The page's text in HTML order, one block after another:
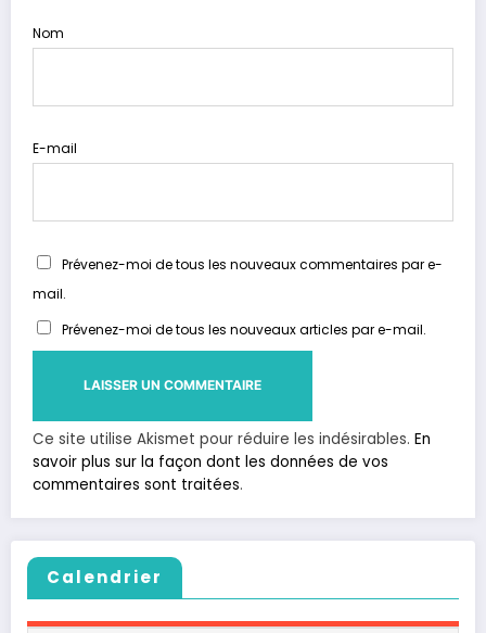
Nom
E-mail
Prévenez-moi de tous les nouveaux commentaires par e-
mail.
Prévenez-moi de tous les nouveaux articles par e-mail.
Ce site utilise Akismet pour réduire les indésirables. En
savoir plus sur la façon dont les données de vos
commentaires sont traitées.
Calendrier